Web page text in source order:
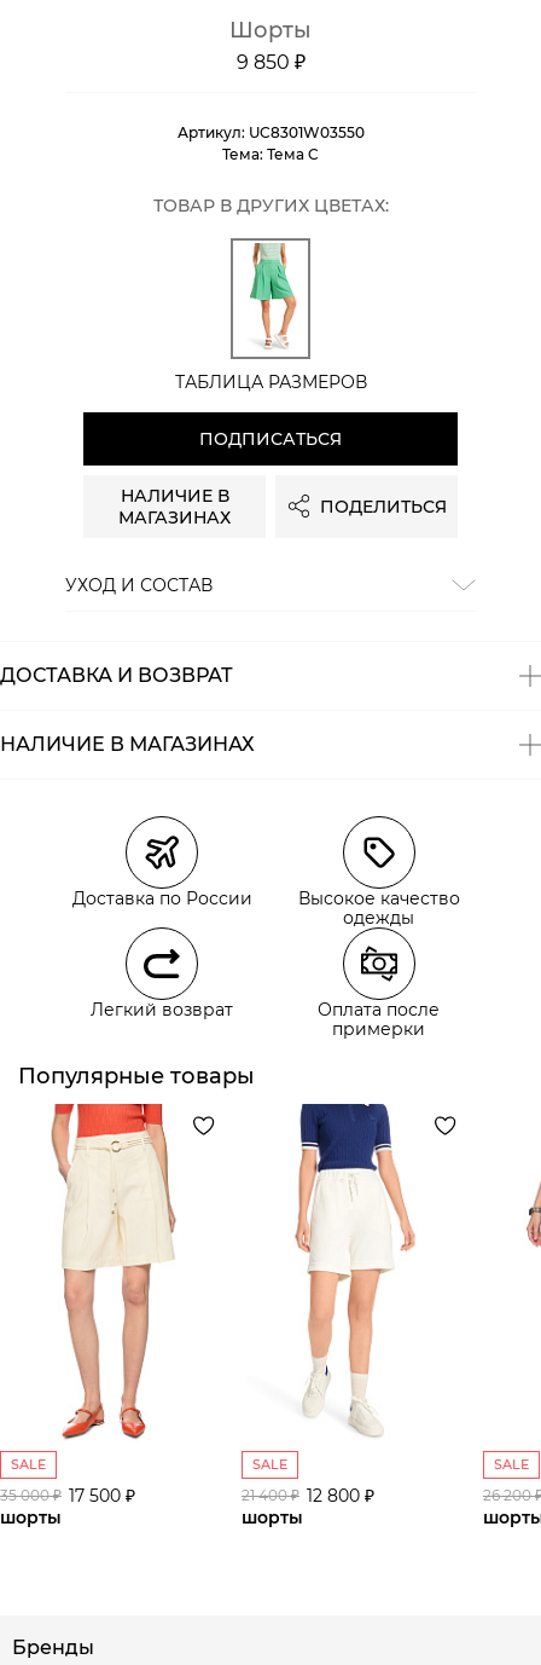
Шорты
9 850 ₽
Артикул: UC8301W03550
Тема: Тема C
ТОВАР В ДРУГИХ ЦВЕТАХ:
ТАБЛИЦА РАЗМЕРОВ
ПОДПИСАТЬСЯ
НАЛИЧИЕ В
МАГАЗИНАХ
ПОДЕЛИТЬСЯ
УХОД И СОСТАВ
ДОСТАВКА И ВОЗВРАТ
Курьерская доставка СДЭК
Самовывоз из пункта выдачи СДЭК
Самовывоз из наших магазинов
Самовывоз из пункта выдачи СДЭК
НАЛИЧИЕ В МАГАЗИНАХ
Доставка по России
Высокое качество
одежды
Легкий возврат
Оплата после
примерки
Популярные товары
SALE
35 000 ₽ 17 500 ₽
шорты
SALE
21 400 ₽ 12 800 ₽
шорты
SALE
26 200
Бренды